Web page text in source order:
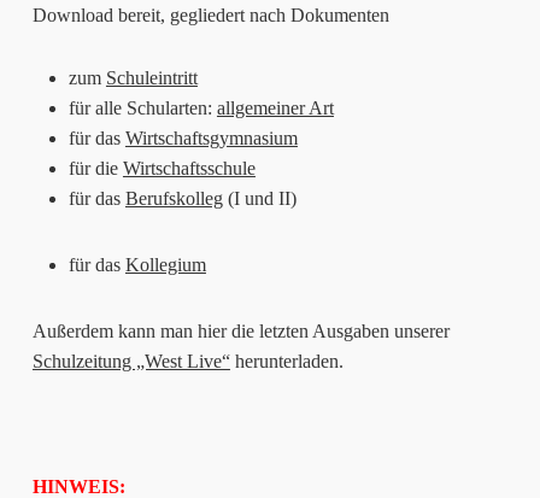
Download bereit, gegliedert nach Dokumenten
zum Schuleintritt
für alle Schularten: allgemeiner Art
für das Wirtschaftsgymnasium
für die Wirtschaftsschule
für das Berufskolleg(I und II)
für das Kollegium
Außerdem kann man hier die letzten Ausgaben unserer
Schulzeitung „West Live“herunterladen.
HINWEIS: